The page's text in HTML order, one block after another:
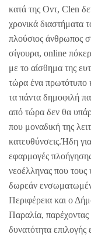
κατά της Οντ, Clen
χρονικά διαστήματα
πλούσιος άνθρωπος
σίγουρα, online
με το αίσθημα της
τώρα ένα πρωτότυπο
τα πάντα δημοφιλή
από τώρα δεν θα
που μοναδική της
κατευθύνσεις.Ήδη
εφαρμογές
νεοέλληνας που τους
δωρεάν
Περιφέρεια και ο
Παραλία, παρέχοντας
δυνατότητα